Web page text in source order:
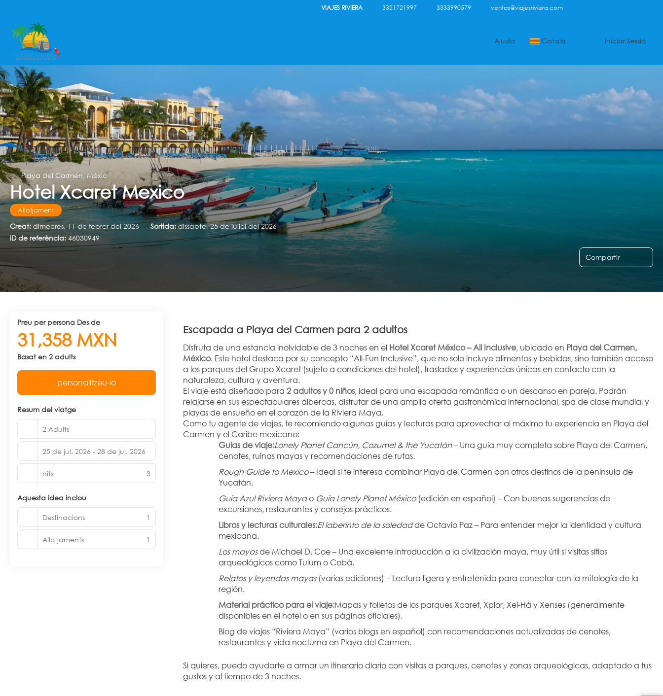
VIAJES RIVIERA 3321721997 3333990579 ventas@viajesriviera.com
Ajuda Català iniciar Sessió
Playa del Carmen, Mèxic
Hotel Xcaret Mexico
Allotjament
Creat: dimecres, 11 de febrer del 2026 - Sortida:dissabte, 25 de juliol del 2026
ID de referència: 46030949
Compartir
Escapada a Playa del Carmen para 2 adultos
Disfruta de una estancia inolvidable de 3 noches en el Hotel Xcaret México – All Inclusive, ubicado en Playa del Carmen,
México. Este hotel destaca por su concepto “All-Fun Inclusive”, que no solo incluye alimentos y bebidas, sino también acceso
a los parques del Grupo Xcaret (sujeto a condiciones del hotel), traslados y experiencias únicas en contacto con la
naturaleza, cultura y aventura.
El viaje está diseñado para 2 adultos y 0 niños, ideal para una escapada romántica o un descanso en pareja. Podrán
relajarse en sus espectaculares albercas, disfrutar de una amplia oferta gastronómica internacional, spa de clase mundial y
playas de ensueño en el corazón de la Riviera Maya.
Como tu agente de viajes, te recomiendo algunas guías y lecturas para aprovechar al máximo tu experiencia en Playa del
Carmen y el Caribe mexicano:
Guías de viaje:Lonely Planet Cancún, Cozumel & the Yucatán – Una guía muy completa sobre Playa del Carmen,
cenotes, ruinas mayas y recomendaciones de rutas.
Rough Guide to Mexico – Ideal si te interesa combinar Playa del Carmen con otros destinos de la península de
Yucatán.
Guía Azul Riviera Maya o Guía Lonely Planet México (edición en español) – Con buenas sugerencias de
excursiones, restaurantes y consejos prácticos.
Libros y lecturas culturales:El laberinto de la soledad de Octavio Paz – Para entender mejor la identidad y cultura
mexicana.
Los mayas de Michael D. Coe – Una excelente introducción a la civilización maya, muy útil si visitas sitios
arqueológicos como Tulum o Cobá.
Relatos y leyendas mayas (varias ediciones) – Lectura ligera y entretenida para conectar con la mitología de la
región.
Material práctico para el viaje:Mapas y folletos de los parques Xcaret, Xplor, Xel-Há y Xenses (generalmente
disponibles en el hotel o en sus páginas oficiales).
Blog de viajes “Riviera Maya” (varios blogs en español) con recomendaciones actualizadas de cenotes,
restaurantes y vida nocturna en Playa del Carmen.
Si quieres, puedo ayudarte a armar un itinerario diario con visitas a parques, cenotes y zonas arqueológicas, adaptado a tus
gustos y al tiempo de 3 noches.
preu per persona Des de
31,358 MXN
Basat en 2 adults
personalitzeu-lo
Resum del viatge
2 Adults
25 de jul. 2026 - 28 de jul. 2026
nits 3
Aquesta idea inclou
Destinacions 1
Allotjaments 1